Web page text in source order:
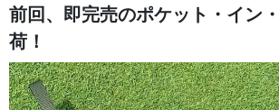
前回、即完売のポケット・イン
荷！
編集部セレクトのスタイル提案・お得情報（ダ